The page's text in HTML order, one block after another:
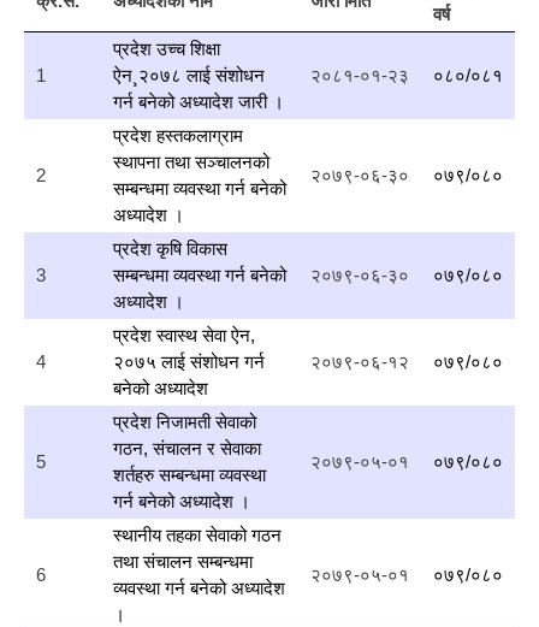
वर्ष
1
प्रदेश उच्च शिक्षा
ऐन¸२०७८ लाई संशोधन
गर्न बनेको अध्यादेश जारी ।
२०८१-०१-२३ ०८०/०८१
2
प्रदेश हस्तकलाग्राम
स्थापना तथा सञ्चालनको
सम्बन्धमा व्यवस्था गर्न बनेको
अध्यादेश ।
२०७९-०६-३० ०७९/०८०
3
प्रदेश कृषि विकास
सम्बन्धमा व्यवस्था गर्न बनेको
अध्यादेश ।
२०७९-०६-३० ०७९/०८०
4
प्रदेश स्वास्थ सेवा ऐन,
२०७५ लाई संशोधन गर्न
बनेको अध्यादेश
२०७९-०६-१२ ०७९/०८०
5
प्रदेश निजामती सेवाको
गठन, संचालन र सेवाका
शर्तहरु सम्बन्धमा व्यवस्था
गर्न बनेको अध्यादेश ।
२०७९-०५-०१ ०७९/०८०
6
स्थानीय तहका सेवाको गठन
तथा संचालन सम्बन्धमा
व्यवस्था गर्न बनेको अध्यादेश
।
२०७९-०५-०१ ०७९/०८०